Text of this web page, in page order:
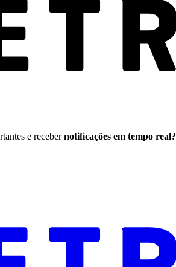
e receber notificações em tempo real?